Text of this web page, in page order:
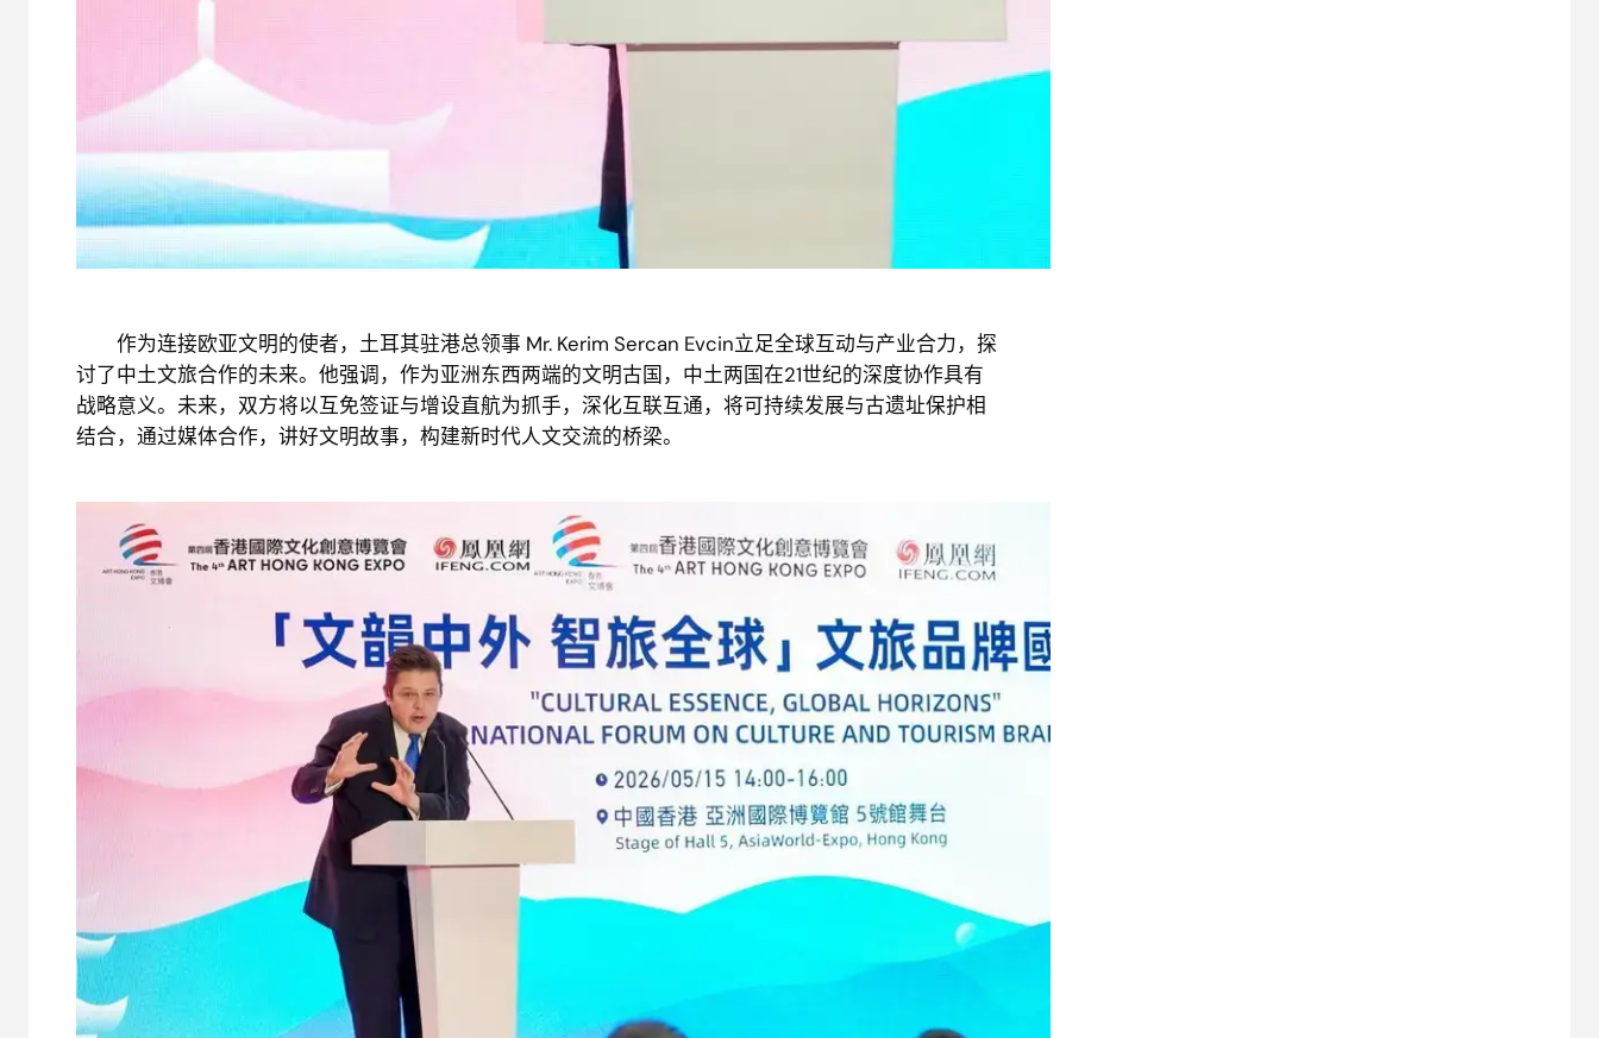
作为连接欧亚文明的使者，土耳其驻港总领事 Mr. Kerim Sercan Evcin立足全球互动与产业合力，探
讨了中土文旅合作的未来。他强调，作为亚洲东西两端的文明古国，中土两国在21世纪的深度协作具有
战略意义。未来，双方将以互免签证与增设直航为抓手，深化互联互通，将可持续发展与古遗址保护相
结合，通过媒体合作，讲好文明故事，构建新时代人文交流的桥梁。